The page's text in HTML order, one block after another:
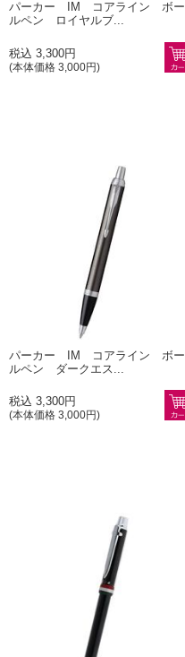
パーカー IM コアライン ボー
ルペン ロイヤルブ...
税込 3,300円
(本体価格 3,000円)
パーカー IM コアライン ボー
ルペン ダークエス...
税込 3,300円
(本体価格 3,000円)